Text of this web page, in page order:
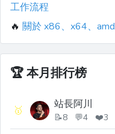
工作流程
🔥 關於 x86、x64、
🏆本月排行榜
🥇 站長阿川
📝8 💬4 ❤️3